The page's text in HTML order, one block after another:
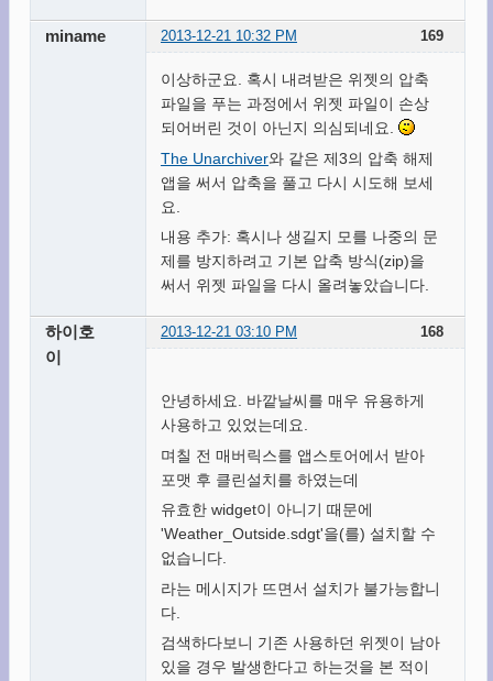
169
miname 2013-12-21 10:32 PM
이상하군요. 혹시 내려받은 위젯의 압축
파일을 푸는 과정에서 위젯 파일이 손상
되어버린 것이 아닌지 의심되네요.
The Unarchiver와 같은 제3의 압축 해제
앱을 써서 압축을 풀고 다시 시도해 보세
요.
내용 추가: 혹시나 생길지 모를 나중의 문
제를 방지하려고 기본 압축 방식(zip)을
써서 위젯 파일을 다시 올려놓았습니다.
168
하이호
이
2013-12-21 03:10 PM
안녕하세요. 바깥날씨를 매우 유용하게
사용하고 있었는데요.
며칠 전 매버릭스를 앱스토어에서 받아
포맷 후 클린설치를 하였는데
유효한 widget이 아니기 때문에
'Weather_Outside.sdgt'을(를) 설치할 수
없습니다.
라는 메시지가 뜨면서 설치가 불가능합니
다.
검색하다보니 기존 사용하던 위젯이 남아
있을 경우 발생한다고 하는것을 본 적이